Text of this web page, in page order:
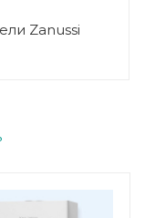
Zanussi